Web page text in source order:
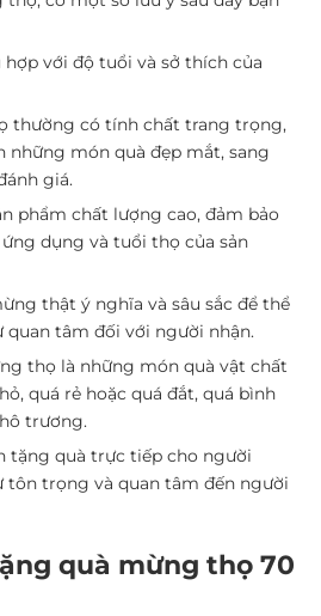
với độ tuổi và sở thích của
thường có tính chất trang trọng,
những món quà đẹp mắt, sang
giá.
phẩm chất lượng cao, đảm bảo
dụng và tuổi thọ của sản
thật ý nghĩa và sâu sắc để thể
quan tâm đối với người nhận.
thọ là những món quà vật chất
quá rẻ hoặc quá đắt, quá bình
trương.
tặng quà trực tiếp cho người
tôn trọng và quan tâm đến người
quà mừng thọ 70